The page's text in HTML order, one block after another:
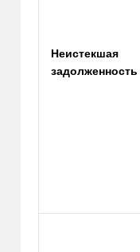
Неистекшая
задолженность